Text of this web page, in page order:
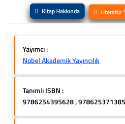
Kitap Hakkında Literatür
Yayımcı :
Nobel Akademik Yayıncılık
Tanımlı ISBN :
9786254395628 ,